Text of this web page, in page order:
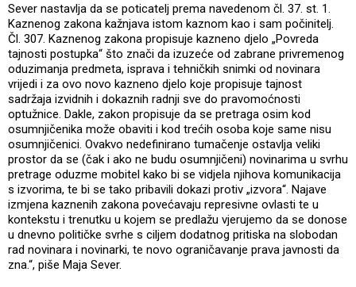
Sever nastavlja da se poticatelj prema navedenom čl. 37. st. 1.
Kaznenog zakona kažnjava istom kaznom kao i sam počinitelj.
Čl. 307. Kaznenog zakona propisuje kazneno djelo „Povreda
tajnosti postupka“ što znači da izuzeće od zabrane privremenog
oduzimanja predmeta, isprava i tehničkih snimki od novinara
vrijedi i za ovo novo kazneno djelo koje propisuje tajnost
sadržaja izvidnih i dokaznih radnji sve do pravomoćnosti
optužnice. Dakle, zakon propisuje da se pretraga osim kod
osumnjičenika može obaviti i kod trećih osoba koje same nisu
osumnjičenici. Ovakvo nedefinirano tumačenje ostavlja veliki
prostor da se (čak i ako ne budu osumnjičeni) novinarima u svrhu
pretrage oduzme mobitel kako bi se vidjela njihova komunikacija
s izvorima, te bi se tako pribavili dokazi protiv „izvora“. Najave
izmjena kaznenih zakona povećavaju represivne ovlasti te u
kontekstu i trenutku u kojem se predlažu vjerujemo da se donose
u dnevno političke svrhe s ciljem dodatnog pritiska na slobodan
rad novinara i novinarki, te novo ograničavanje prava javnosti da
zna.“, piše Maja Sever.